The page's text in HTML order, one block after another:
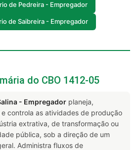
de Pedreira - Empregador
de Saibreira - Empregador
do CBO 1412-05
- Empregador planeja,
controla as atividades de produção
extrativa, de transformação ou
pública, sob a direção de um
Administra fluxos de